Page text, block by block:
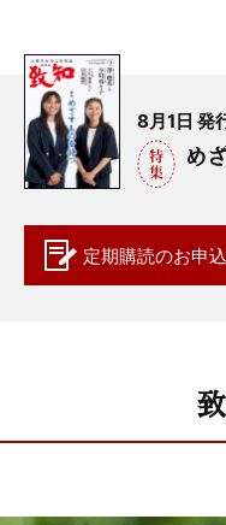
8月1日 発
め
定期購読のお申